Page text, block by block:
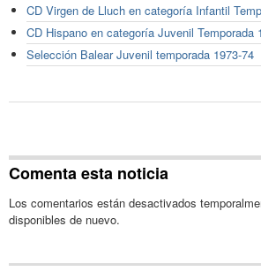
CD Virgen de Lluch en categoría Infantil
CD Hispano en categoría Juvenil Temporada
Selección Balear Juvenil temporada 1973-74
Comenta esta noticia
Los comentarios están desactivados
disponibles de nuevo.